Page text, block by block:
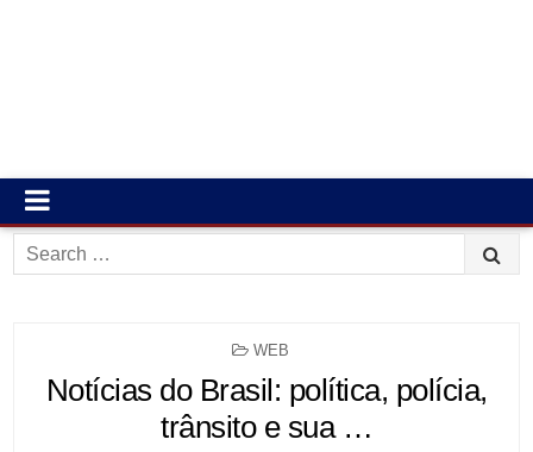
Search
for:
POSTED
WEB
Notícias do Brasil: política, polícia,
trânsito e sua …